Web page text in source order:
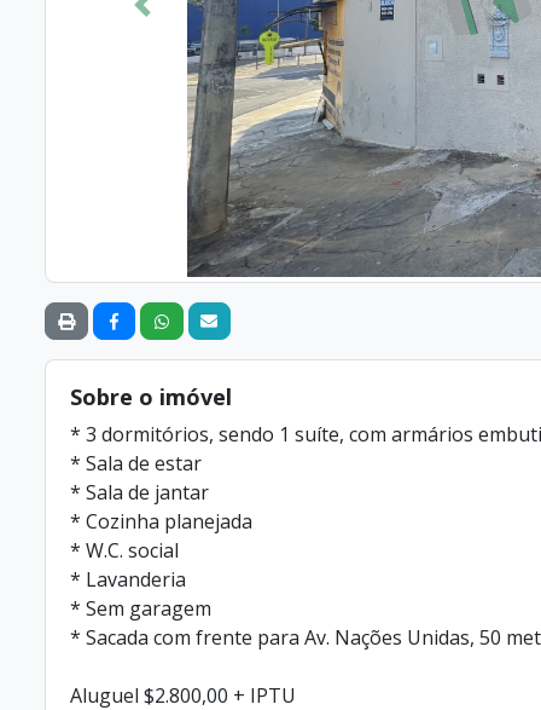
Anterior
Sobre o imóvel
* 3 dormitórios, sendo 1 suíte, com armários
* Sala de estar
* Sala de jantar
* Cozinha planejada
* W.C. social
* Lavanderia
* Sem garagem
* Sacada com frente para Av. Nações Unidas, 50
Aluguel $2.800,00 + IPTU